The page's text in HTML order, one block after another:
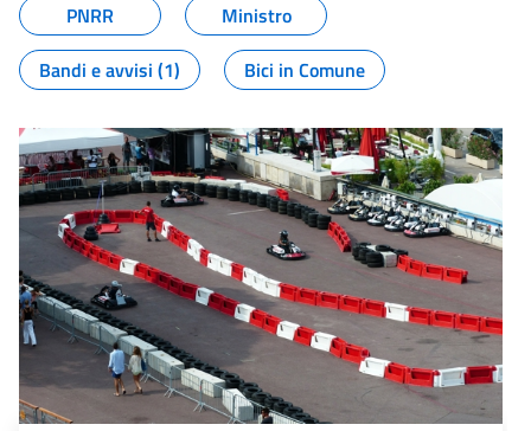
PNRR
Ministro
Bandi e avvisi (1)
Bici in Comune